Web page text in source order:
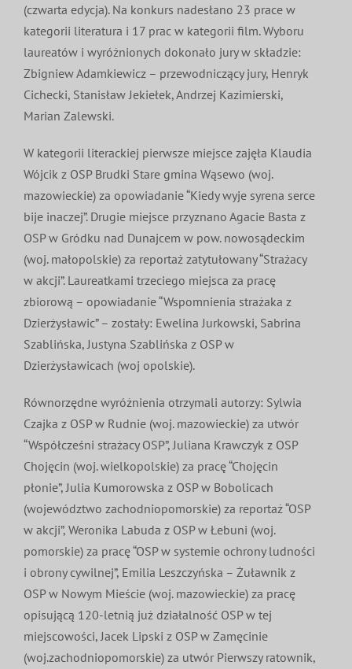
(czwarta edycja). Na konkurs nadesłano 23 prace w
kategorii literatura i 17 prac w kategorii film. Wyboru
laureatów i wyróżnionych dokonało jury w składzie:
Zbigniew Adamkiewicz – przewodniczący jury, Henryk
Cichecki, Stanisław Jekiełek, Andrzej Kazimierski,
Marian Zalewski.
W kategorii literackiej pierwsze miejsce zajęła Klaudia
Wójcik z OSP Brudki Stare gmina Wąsewo (woj.
mazowieckie) za opowiadanie “Kiedy wyje syrena serce
bije inaczej”. Drugie miejsce przyznano Agacie Basta z
OSP w Gródku nad Dunajcem w pow. nowosądeckim
(woj. małopolskie) za reportaż zatytułowany “Strażacy
w akcji”. Laureatkami trzeciego miejsca za pracę
zbiorową – opowiadanie “Wspomnienia strażaka z
Dzierżysławic” – zostały: Ewelina Jurkowski, Sabrina
Szablińska, Justyna Szablińska z OSP w
Dzierżysławicach (woj opolskie).
Równorzędne wyróżnienia otrzymali autorzy: Sylwia
Czajka z OSP w Rudnie (woj. mazowieckie) za utwór
“Współcześni strażacy OSP”, Juliana Krawczyk z OSP
Chojęcin (woj. wielkopolskie) za pracę “Chojęcin
płonie”, Julia Kumorowska z OSP w Bobolicach
(województwo zachodniopomorskie) za reportaż “OSP
w akcji”, Weronika Labuda z OSP w Łebuni (woj.
pomorskie) za pracę “OSP w systemie ochrony ludności
i obrony cywilnej”, Emilia Leszczyńska – Żuławnik z
OSP w Nowym Mieście (woj. mazowieckie) za pracę
opisującą 120-letnią już działalność OSP w tej
miejscowości, Jacek Lipski z OSP w Zamęcinie
(woj.zachodniopomorskie) za utwór Pierwszy ratownik,